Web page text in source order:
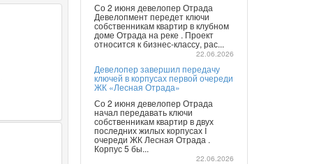
Со 2 июня девелопер Отрада
Девелопмент передет ключи
собственникам квартир в клубном
доме Отрада на реке . Проект
относится к бизнес-классу, рас...
22.06.2026
Девелопер завершил передачу
ключей в корпусах первой очереди
ЖК «Лесная Отрада»
Со 2 июня девелопер Отрада
начал передавать ключи
собственникам квартир в двух
последних жилых корпусах I
очереди ЖК Лесная Отрада .
Корпус 5 бы...
22.06.2026